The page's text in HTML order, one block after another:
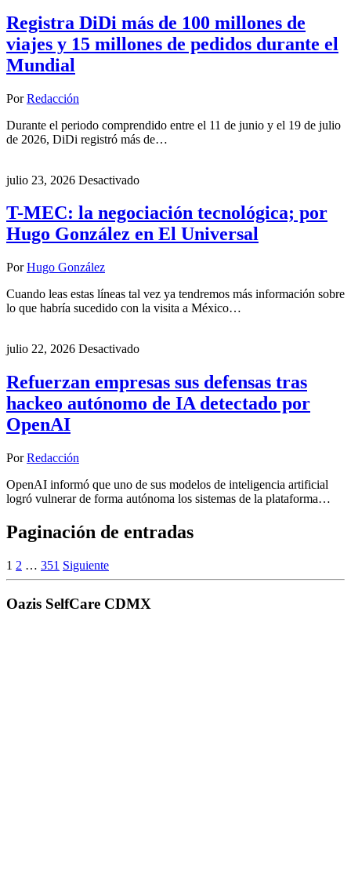
Registra DiDi más de 100 millones de
viajes y 15 millones de pedidos durante el
Mundial
Por Redacción
Durante el periodo comprendido entre el 11 de junio y el 19 de julio
de 2026, DiDi registró más de…
julio 23, 2026 Desactivado
T-MEC: la negociación tecnológica; por
Hugo González en El Universal
Por Hugo González
Cuando leas estas líneas tal vez ya tendremos más información sobre
lo que habría sucedido con la visita a México…
julio 22, 2026 Desactivado
Refuerzan empresas sus defensas tras
hackeo autónomo de IA detectado por
OpenAI
Por Redacción
OpenAI informó que uno de sus modelos de inteligencia artificial
logró vulnerar de forma autónoma los sistemas de la plataforma…
Paginación de entradas
1 2 … 351 Siguiente
Oazis SelfCare CDMX